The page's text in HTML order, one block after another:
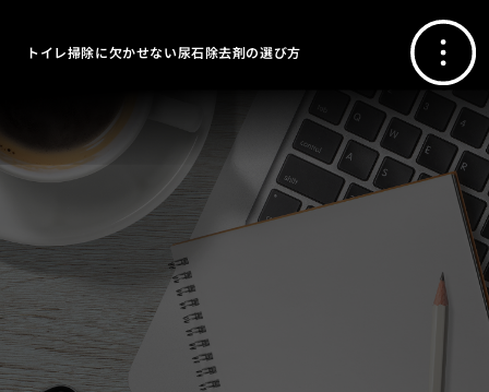
トイレ掃除に欠かせない尿石除去剤の選び方